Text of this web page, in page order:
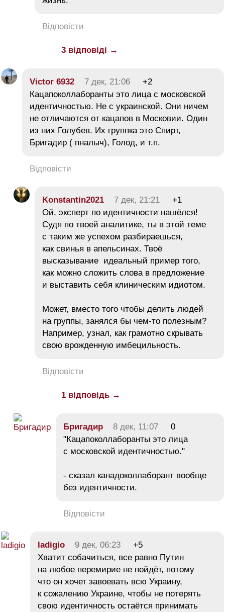
Відповісти
3 відповіді →
Victor 6932 7 дек, 21:06
+2
Кацапоколлаборанты это лица с московской
идентичностью. Не с украинской. Они ничем
не отличаются от кацапов в Московии. Один
из них Голубев. Их группка это Спирт,
Бригадир ( пналыч), Голод, и т.п.
Відповісти
Konstantin2021 7 дек, 21:21
+1
Ой, эксперт по идентичности нашёлся!
Судя по твоей аналитике, ты в этой теме
с таким же успехом разбираешься,
как свинья в апельсинах. Твоё
высказывание идеальный пример того,
как можно сложить слова в предложение
и выставить себя клиническим идиотом.
Может, вместо того чтобы делить людей
на группы, занялся бы чем-то полезным?
Например, узнал, как грамотно скрывать
свою врожденную имбецильность.
Відповісти
1 відповідь →
Бригадир 8 дек, 11:07
0
"Кацапоколлаборанты это лица
с московской идентичностью."
- сказал канадоколлаборант вообще
без идентичности.
Відповісти
ladigio 9 дек, 06:23
+5
Хватит собачиться, все равно Путин
на любое перемирие не пойдёт, потому
что он хочет завоевать всю Украину,
к сожалению Украине, чтобы не потерять
свою идентичность остаётся принимать